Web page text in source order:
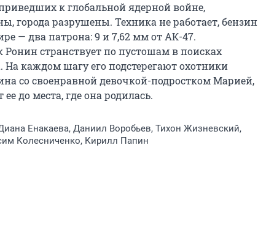
к глобальной ядерной войне,
разрушены. Техника не работает, бензин
— два патрона: 9 и 7,62 мм от АК-47.
странствует по пустошам в поисках
каждом шагу его подстерегают охотники
со своенравной девочкой-подростком Марией,
до места, где она родилась.
Енакаева, Даниил Воробьев, Тихон Жизневский,
Колесниченко, Кирилл Папин